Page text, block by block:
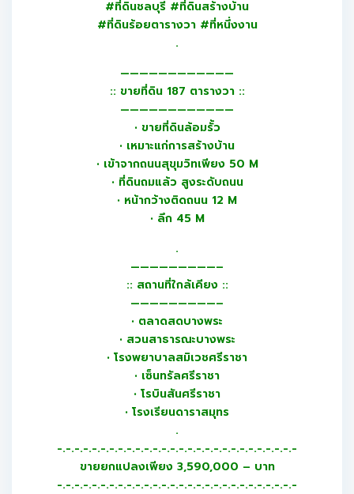
#ที่ดินชลบุรี #ที่ดินสร้างบ้าน
#ที่ดินร้อยตารางวา #ที่หนึ่งงาน
.
————————————
:: ขายที่ดิน 187 ตารางวา ::
————————————
• ขายที่ดินล้อมรั้ว
• เหมาะแก่การสร้างบ้าน
• เข้าจากถนนสุขุมวิทเพียง 50 M
• ที่ดินถมแล้ว สูงระดับถนน
• หน้ากว้างติดถนน 12 M
• ลึก 45 M
.
—————————–
:: สถานที่ใกล้เคียง ::
—————————–
• ตลาดสดบางพระ
• สวนสาธารณะบางพระ
• โรงพยาบาลสมิเวชศรีราชา
• เซ็นทรัลศรีราชา
• โรบินสันศรีราชา
• โรงเรียนดาราสมุทร
.
-.-.-.-.-.-.-.-.-.-.-.-.-.-.-.-.-.-.-.-.-.-.-.-.-.-.-.-
ขายยกแปลงเพียง 3,590,000 – บาท
-.-.-.-.-.-.-.-.-.-.-.-.-.-.-.-.-.-.-.-.-.-.-.-.-.-.-.-